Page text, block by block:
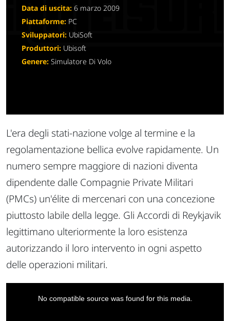
Data di uscita: 6 marzo 2009
Piattaforme: PC
Sviluppatori: UbiSoft
Produttori: Ubisoft
Genere: Simulatore Di Volo
L'era degli stati-nazione volge al termine e la
regolamentazione bellica evolve rapidamente. Un
numero sempre maggiore di nazioni diventa
dipendente dalle Compagnie Private Militari
(PMCs) un'élite di mercenari con una concezione
piuttosto labile della legge. Gli Accordi di Reykjavik
legittimano ulteriormente la loro esistenza
autorizzando il loro intervento in ogni aspetto
delle operazioni militari.
No compatible source was found for this media.